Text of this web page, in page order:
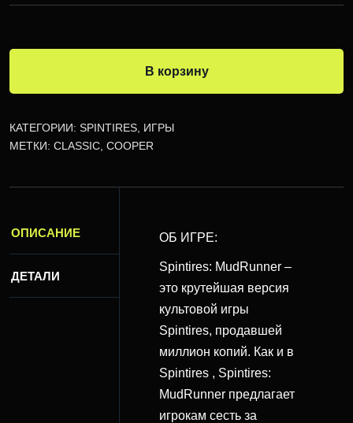
В корзину
КАТЕГОРИИ: SPINTIRES ИГРЫ
МЕТКИ: CLASSIC COOPER
ОПИСАНИЕ
ДЕТАЛИ
ОБ ИГРЕ:
Spintires: MudRunner –
это крутейшая версия
культовой игры
Spintires, продавшей
миллион копий. Как и в
Spintires , Spintires:
MudRunner предлагает
игрокам сесть за